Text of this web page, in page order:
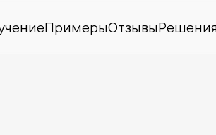
ПримерыОтзывыРешения